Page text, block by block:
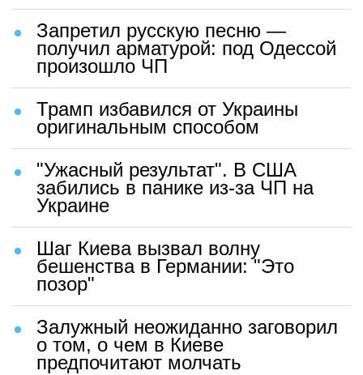
Запретил русскую песню —
получил арматурой: под Одессой
произошло ЧП
Трамп избавился от Украины
оригинальным способом
"Ужасный результат". В США
забились в панике из-за ЧП на
Украине
Шаг Киева вызвал волну
бешенства в Германии: "Это
позор"
Залужный неожиданно заговорил
о том, о чем в Киеве
предпочитают молчать